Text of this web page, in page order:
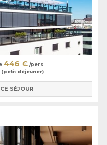
446 € /pers
(petit déjeuner)
SÉJOUR